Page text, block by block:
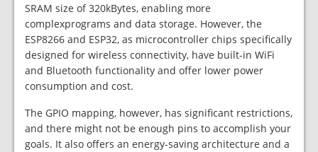
SRAM size of 320kBytes, enabling more
complexprograms and data storage. However, the
ESP8266 and ESP32, as microcontroller chips specifically
designed for wireless connectivity, have built-in WiFi
and Bluetooth functionality and offer lower power
consumption and cost.
The GPIO mapping, however, has significant restrictions,
and there might not be enough pins to accomplish your
goals. It also offers an energy-saving architecture and a